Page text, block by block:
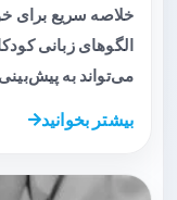
خلاصه سریع برای
الگوهای زبانی
می‌تواند به
بیشتر بخوانید